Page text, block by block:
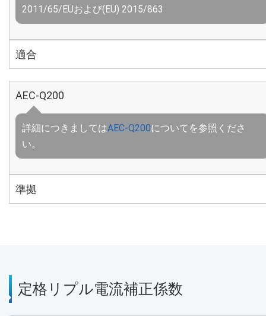
2011/65/EUおよび(EU) 2015/863
適合
AEC-Q200
詳細につきましてはAEC-Q200についてを参照くださ
い。
準拠
定格リプル電流補正係数